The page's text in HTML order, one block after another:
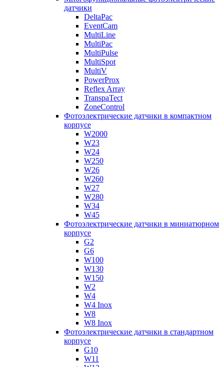
датчики
DeltaPac
EventCam
MultiLine
MultiPac
MultiPulse
MultiSpot
MultiV
PowerProx
Reflex Array
TranspaTect
ZoneControl
Фотоэлектрические датчики в компактном
корпусе
W2000
W23
W24
W250
W26
W260
W27
W280
W34
W45
Фотоэлектрические датчики в миниатюрном
корпусе
G2
G6
W100
W130
W150
W2
W4
W4 Inox
W8
W8 Inox
Фотоэлектрические датчики в стандартном
корпусе
G10
W11